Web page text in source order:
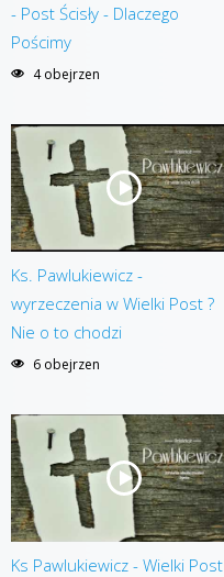
- Post Ścisły - Dlaczego
Pościmy
4 obejrzen
Ks. Pawlukiewicz -
wyrzeczenia w Wielki Post ?
Nie o to chodzi
6 obejrzen
Ks Pawlukiewicz - Wielki Post